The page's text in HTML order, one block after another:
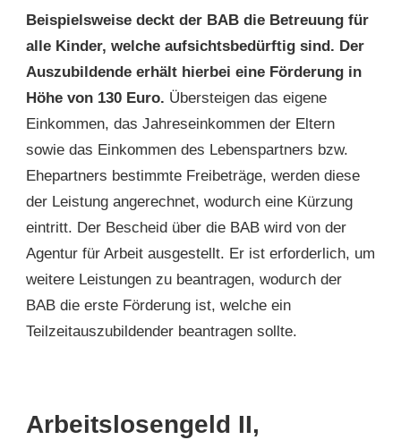
Beispielsweise deckt der BAB die Betreuung für
alle Kinder, welche aufsichtsbedürftig sind. Der
Auszubildende erhält hierbei eine Förderung in
Höhe von 130 Euro. Übersteigen das eigene
Einkommen, das Jahreseinkommen der Eltern
sowie das Einkommen des Lebenspartners bzw.
Ehepartners bestimmte Freibeträge, werden diese
der Leistung angerechnet, wodurch eine Kürzung
eintritt. Der Bescheid über die BAB wird von der
Agentur für Arbeit ausgestellt. Er ist erforderlich, um
weitere Leistungen zu beantragen, wodurch der
BAB die erste Förderung ist, welche ein
Teilzeitauszubildender beantragen sollte.
Arbeitslosengeld II,